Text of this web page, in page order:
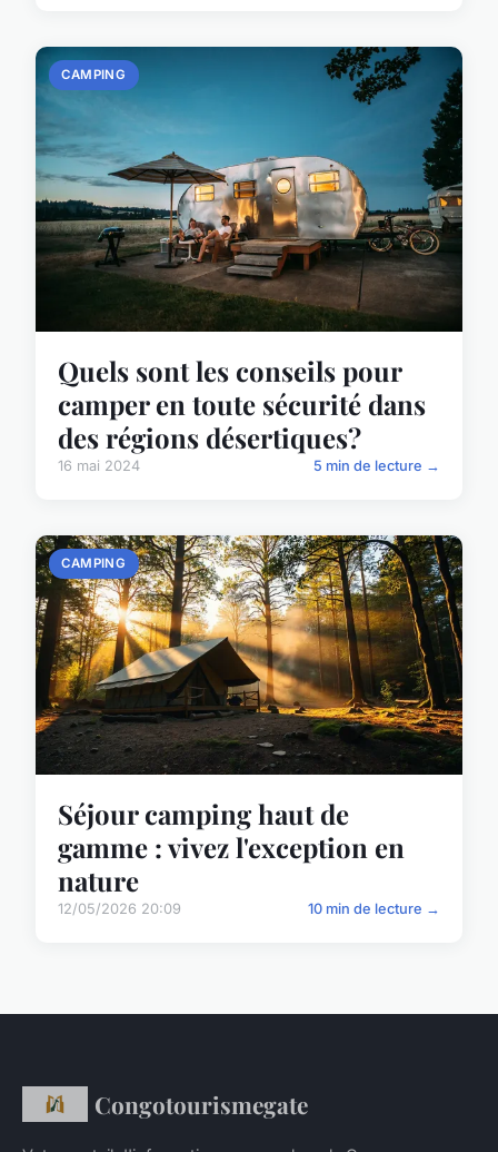
CAMPING
Quels sont les conseils pour
camper en toute sécurité dans
des régions désertiques?
16 mai 2024 5 min de lecture →
CAMPING
Séjour camping haut de
gamme : vivez l'exception en
nature
12/05/2026 20:09 10 min de lecture →
Congotourismegate